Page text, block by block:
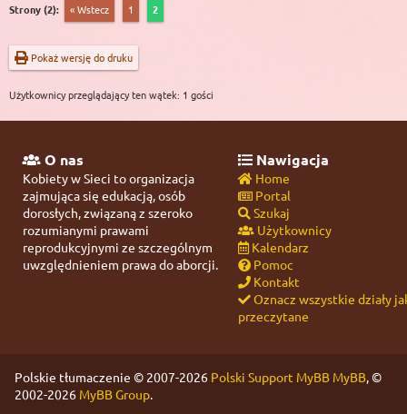
Strony (2): « Wstecz 1 2
Pokaż wersję do druku
Użytkownicy przeglądający ten wątek: 1 gości
O nas
Kobiety w Sieci to organizacja
zajmująca się edukacją, osób
dorosłych, związaną z szeroko
rozumianymi prawami
reprodukcyjnymi ze szczególnym
uwzględnieniem prawa do aborcji.
Nawigacja
Home
Portal
Szukaj
Użytkownicy
Kalendarz
Pomoc
Kontakt
Oznacz wszystkie działy
przeczytane
Polskie tłumaczenie © 2007-2026 Polski Support MyBB MyBB, ©
2002-2026 MyBB Group.